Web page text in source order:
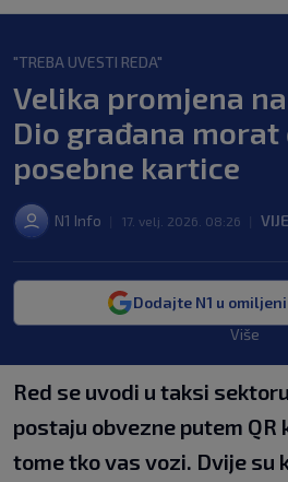
"TREBA UVESTI REDA"
Velika promjena
Dio građana morat
posebne kartice
N1 Info 17. velj. 2026. 08:26
Dodajte N1 u
Više
Red se uvodi u taksi
postaju obvezne putem QR
tome tko vas vozi. Dvije su